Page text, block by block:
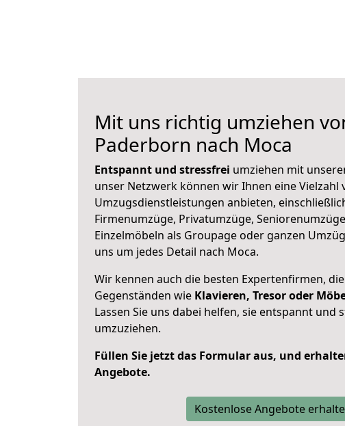
Mit uns richtig umziehen
Paderborn nach Moca
Entspannt und stressfrei umziehen mit
unser Netzwerk können wir Ihnen eine Vielzahl
Umzugsdienstleistungen anbieten,
Firmenumzüge, Privatumzüge,
Einzelmöbeln als Groupage oder ganzen
uns um jedes Detail nach Moca.
Wir kennen auch die besten Expertenfirmen,
Gegenständen wie Klavieren, Tresor oder
Lassen Sie uns dabei helfen, sie entspannt und
umzuziehen.
Füllen Sie jetzt das Formular aus, und
Angebote.
Kostenlose Angebote